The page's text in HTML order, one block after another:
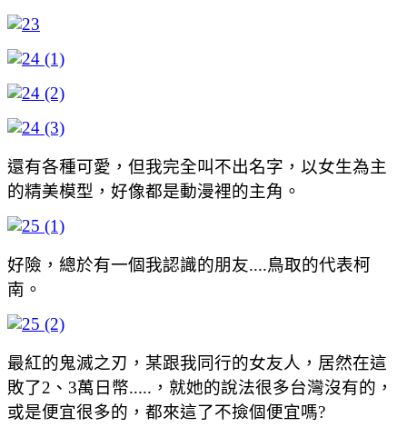
還有各種可愛，但我完全叫不出名字，以女生為主
的精美模型，好像都是動漫裡的主角。
好險，總於有一個我認識的朋友....鳥取的代表柯
南。
最紅的鬼滅之刃，某跟我同行的女友人，居然在這
敗了2、3萬日幣.....，就她的說法很多台灣沒有的，
或是便宜很多的，都來這了不撿個便宜嗎?